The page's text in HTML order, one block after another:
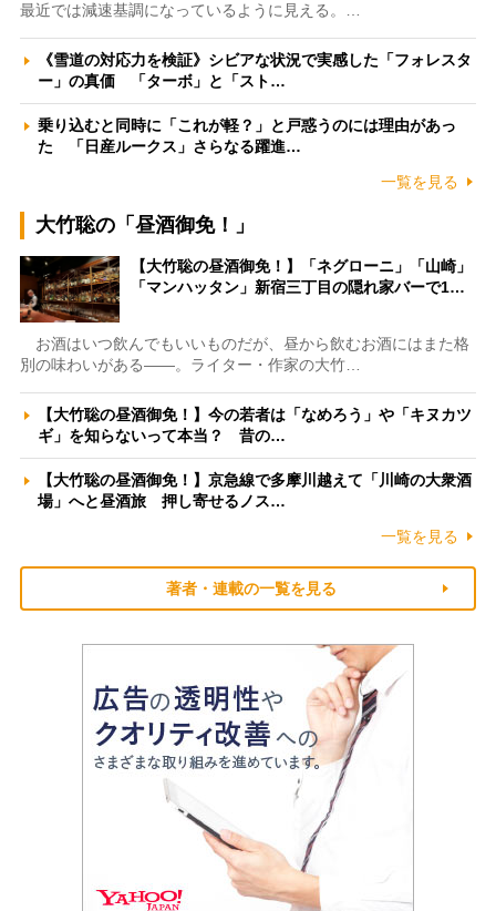
最近では減速基調になっているように見える。…
《雪道の対応力を検証》シビアな状況で実感した「フォレスタ
ー」の真価 「ターボ」と「スト…
乗り込むと同時に「これが軽？」と戸惑うのには理由があっ
た 「日産ルークス」さらなる躍進…
一覧を見る
大竹聡の「昼酒御免！」
【大竹聡の昼酒御免！】「ネグローニ」「山崎」
「マンハッタン」新宿三丁目の隠れ家バーで1…
お酒はいつ飲んでもいいものだが、昼から飲むお酒にはまた格
別の味わいがある――。ライター・作家の大竹…
【大竹聡の昼酒御免！】今の若者は「なめろう」や「キヌカツ
ギ」を知らないって本当？ 昔の…
【大竹聡の昼酒御免！】京急線で多摩川越えて「川崎の大衆酒
場」へと昼酒旅 押し寄せるノス…
一覧を見る
著者・連載の一覧を見る